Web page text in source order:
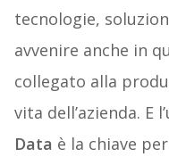
tecnologie,
avvenire anche in
collegato alla
vita dell’azienda. E
Data è la chiave